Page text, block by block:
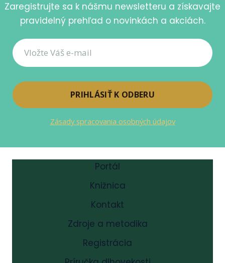
neškodných
a
už
ide
Zaregistrujte sa k nášmu newsletteru a získavajte
pravidelný prehľad o novinkách a akciách.
PRIHLÁSIŤ K ODBERU
Zásady spracovania osobných údajov
Portál
Knižnica
Kontakt
Zdroje a metodika
Registrácia